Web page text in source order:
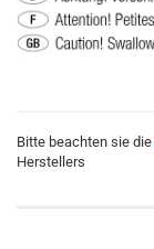
Bitte beachten sie die
Herstellers